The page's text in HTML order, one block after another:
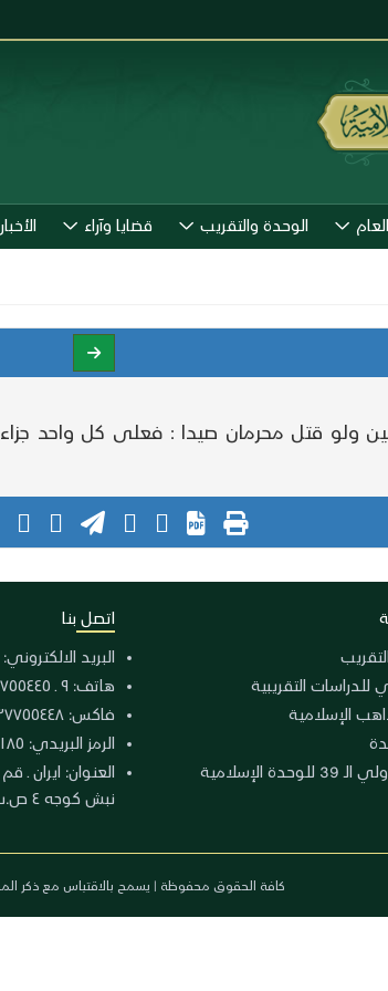
الوحدة والتقريب قضايا وآراء الأخبار
قتل محرمان صيدا : فعلى كل واحد جزاء
للدراسات التقريبية
الإسلامية
الإسلامية
اتصل بنا
البريد الالكتروني:
هاتف: ٩ ـ ٩٨٢٥٣٧٧٥٥٤٤٥ +
فاكس: ٩٨٢٥٣٧٧٥٥٤٤٨ +
الرمز البريدي: ٣٧١٨٥ / ٣٨٧٣
نبش كوجه ٤ ص.ب: ٣٧١١٥٥٥٩٩٩
كافة الحقوق محفوظة | يسمح بالاقتباس مع ذكر